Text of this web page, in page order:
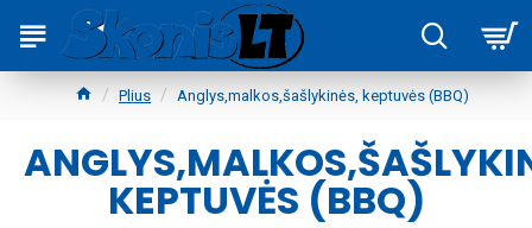
Plius Anglys,malkos,šašlykinės, keptuvės (BBQ)
KEPTUVĖS (BBQ)